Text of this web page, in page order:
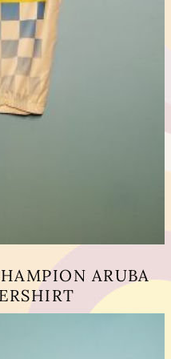
ARUBA